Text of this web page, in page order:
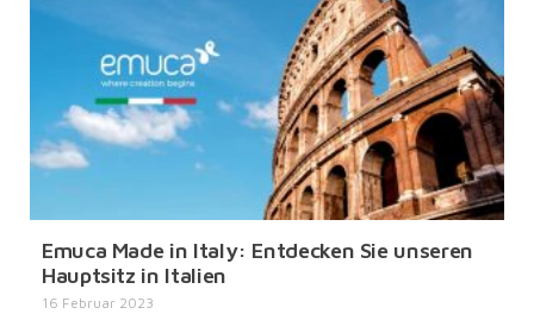
Emuca Made in Italy: Entdecken Sie unseren
Hauptsitz in Italien
16 Februar 2023